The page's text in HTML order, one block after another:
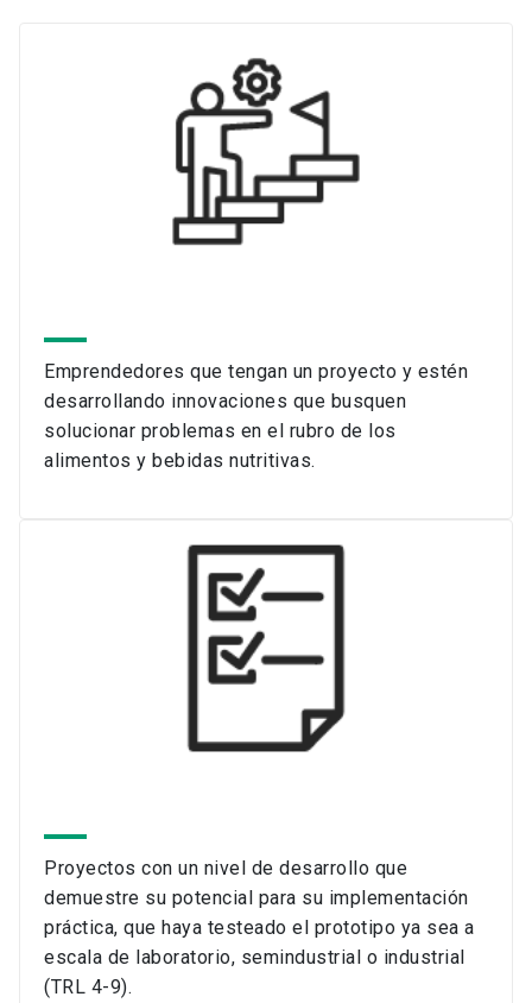
Emprendedores que tengan un proyecto y estén
desarrollando innovaciones que busquen
solucionar problemas en el rubro de los
alimentos y bebidas nutritivas.
Proyectos con un nivel de desarrollo que
demuestre su potencial para su implementación
práctica, que haya testeado el prototipo ya sea a
escala de laboratorio, semindustrial o industrial
(TRL 4-9).